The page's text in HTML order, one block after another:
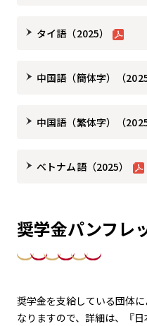
タイ語（2025）
中国語（簡体字）（2025
中国語（繁体字）（2025
ベトナム語（2025）
奨学金パンフレ
奨学金を支給している団体
なりますので、詳細は、『